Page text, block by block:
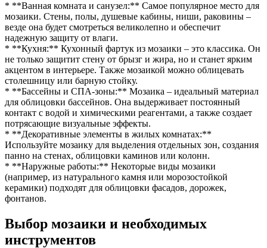
* **Ванная комната и санузел:** Самое популярное место для
мозаики. Стены, полы, душевые кабины, ниши, раковины –
везде она будет смотреться великолепно и обеспечит
надежную защиту от влаги.
* **Кухня:** Кухонный фартук из мозаики – это классика. Он
не только защитит стену от брызг и жира, но и станет ярким
акцентом в интерьере. Также мозаикой можно облицевать
столешницу или барную стойку.
* **Бассейны и СПА-зоны:** Мозаика – идеальный материал
для облицовки бассейнов. Она выдерживает постоянный
контакт с водой и химическими реагентами, а также создает
потрясающие визуальные эффекты.
* **Декоративные элементы в жилых комнатах:**
Используйте мозаику для выделения отдельных зон, создания
панно на стенах, облицовки каминов или колонн.
* **Наружные работы:** Некоторые виды мозаики
(например, из натурального камня или морозостойкой
керамики) подходят для облицовки фасадов, дорожек,
фонтанов.
Выбор мозаики и необходимых
инструментов